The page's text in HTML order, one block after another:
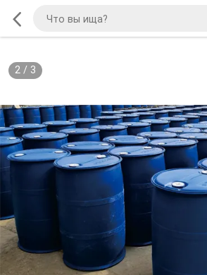
2/ 3